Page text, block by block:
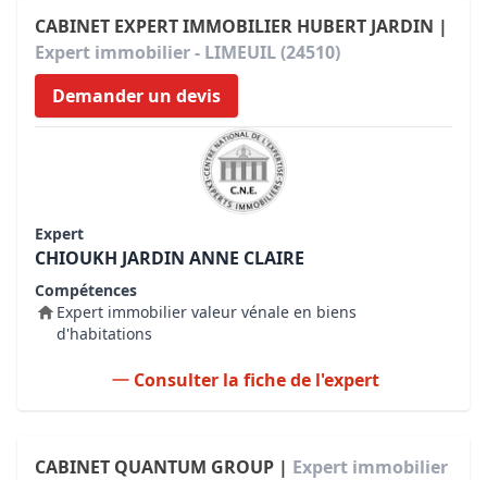
CABINET EXPERT IMMOBILIER HUBERT JARDIN |
Expert immobilier - LIMEUIL (24510)
Demander un devis
Expert
CHIOUKH JARDIN ANNE CLAIRE
Compétences
Expert immobilier valeur vénale en biens
d'habitations
Consulter la fiche de l'expert
CABINET QUANTUM GROUP | Expert immobilier